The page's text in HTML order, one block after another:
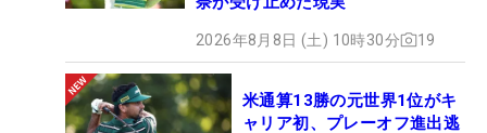
2026年8月8日 (土) 10時30分 19
米通算13勝の元世界1位がキ
ャリア初、プレーオフ進出逃